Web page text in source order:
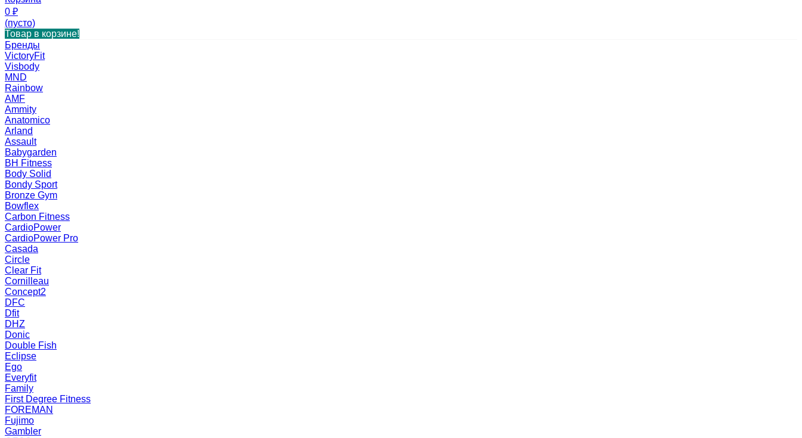
0 ₽
(пусто)
Товар в корзине!
Бренды
VictoryFit
Visbody
MND
Rainbow
AMF
Ammity
Anatomico
Arland
Assault
Babygarden
BH Fitness
Body Solid
Bondy Sport
Bronze Gym
Bowflex
Carbon Fitness
CardioPower
CardioPower Pro
Casada
Circle
Clear Fit
Cornilleau
Concept2
DFC
Dfit
DHZ
Donic
Double Fish
Eclipse
Ego
Everyfit
Family
First Degree Fitness
FOREMAN
Fujimo
Gambler